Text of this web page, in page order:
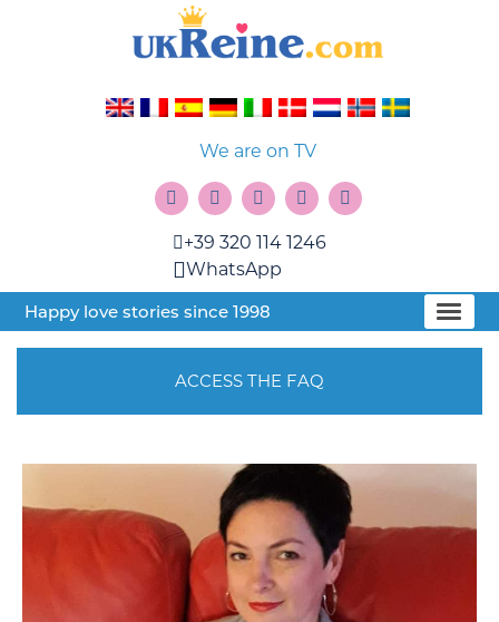
We are on TV
+39 320 114 1246
WhatsApp
Happy love stories since 1998
ACCESS THE FAQ